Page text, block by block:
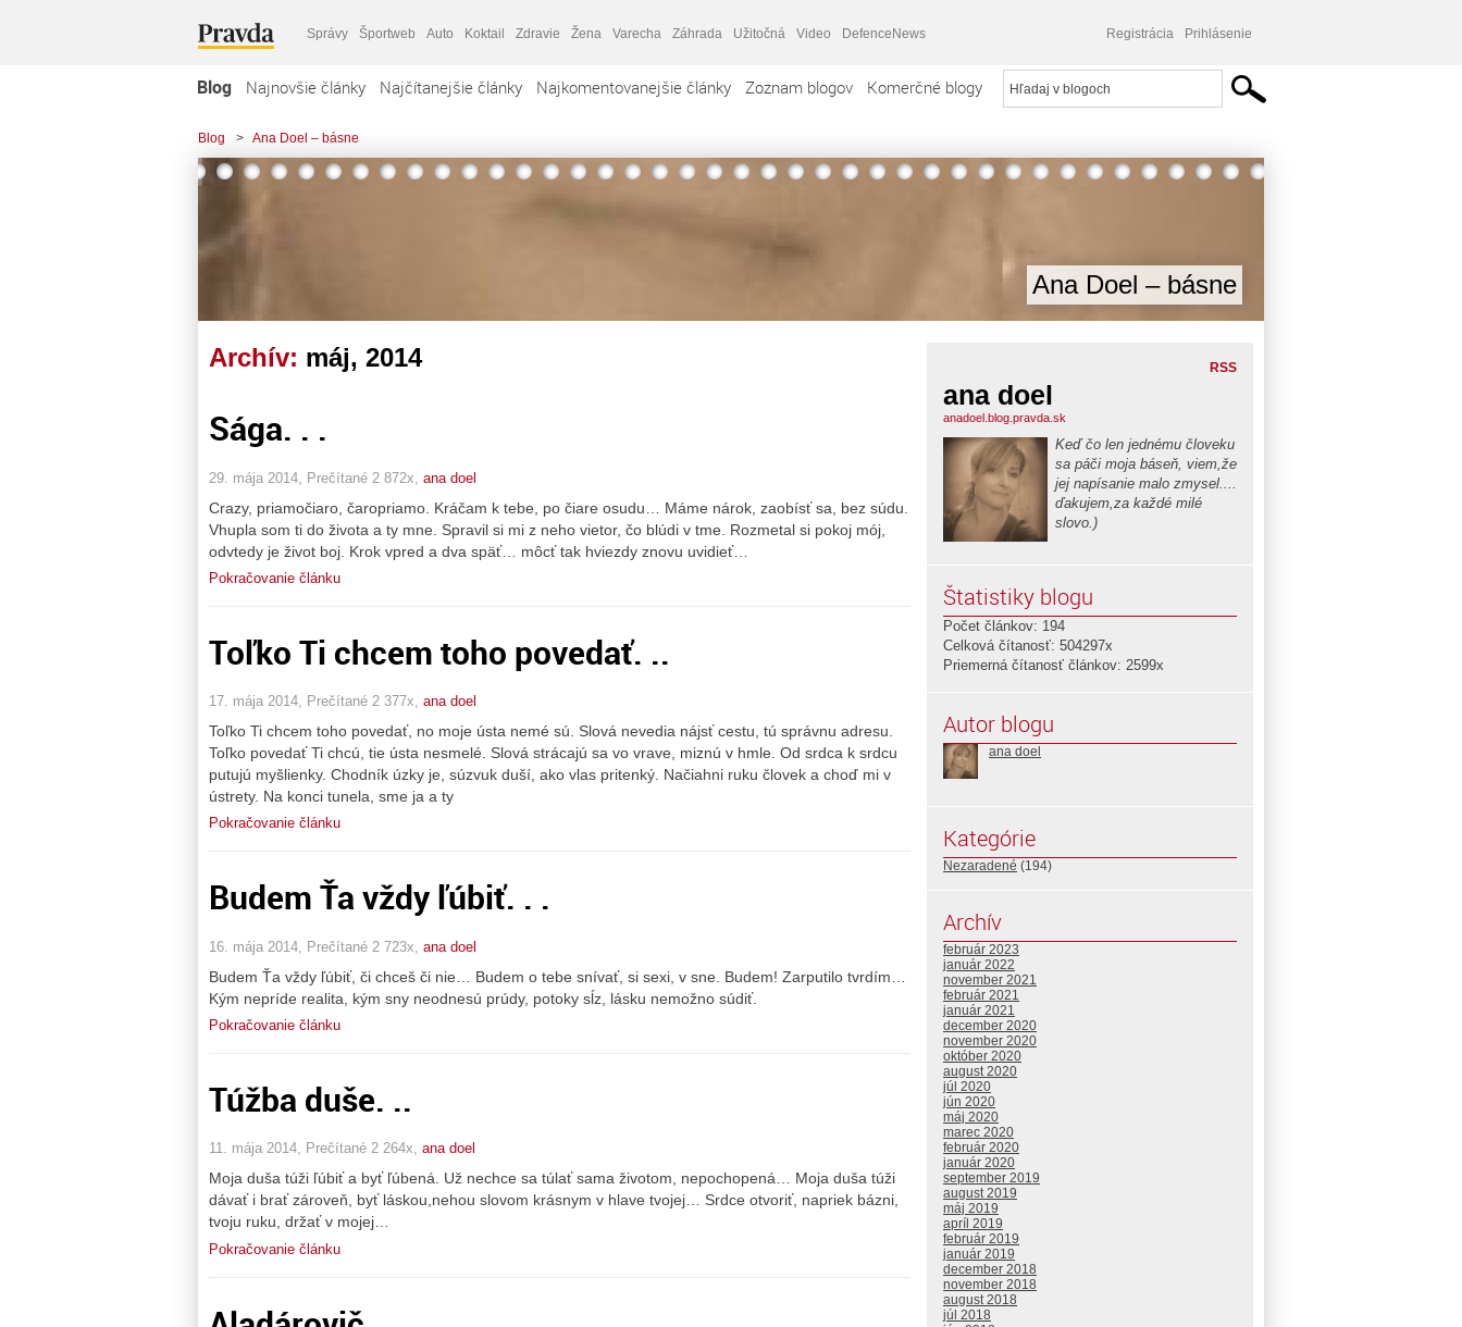
Správy Športweb Auto Koktail Zdravie Žena Varecha Záhrada Užitočná Video DefenceNews Registrácia Prihlásenie
Blog Najnovšie články Najčítanejšie články Najkomentovanejšie články Zoznam blogov Komerčné blogy
Blog > Ana Doel – básne
Ana Doel – básne
Archív: máj, 2014
Sága. . .
29. mája 2014, Prečítané 2 872x, ana doel
Crazy, priamočiaro, čaropriamo. Kráčam k tebe, po čiare osudu… Máme nárok, zaobísť sa, bez súdu.
Vhupla som ti do života a ty mne. Spravil si mi z neho vietor, čo blúdi v tme. Rozmetal si pokoj mój,
odvtedy je život boj. Krok vpred a dva späť… môcť tak hviezdy znovu uvidieť…
Pokračovanie článku
Toľko Ti chcem toho povedať. ..
17. mája 2014, Prečítané 2 377x, ana doel
Toľko Ti chcem toho povedať, no moje ústa nemé sú. Slová nevedia nájsť cestu, tú správnu adresu.
Toľko povedať Ti chcú, tie ústa nesmelé. Slová strácajú sa vo vrave, miznú v hmle. Od srdca k srdcu
putujú myšlienky. Chodník úzky je, súzvuk duší, ako vlas pritenký. Načiahni ruku človek a choď mi v
ústrety. Na konci tunela, sme ja a ty
Pokračovanie článku
Budem Ťa vždy ľúbiť. . .
16. mája 2014, Prečítané 2 723x, ana doel
Budem Ťa vždy ľúbiť, či chceš či nie… Budem o tebe snívať, si sexi, v sne. Budem! Zarputilo tvrdím…
Kým nepríde realita, kým sny neodnesú prúdy, potoky sĺz, lásku nemožno súdiť.
Pokračovanie článku
Túžba duše. ..
11. mája 2014, Prečítané 2 264x, ana doel
Moja duša túži ľúbiť a byť ľúbená. Už nechce sa túlať sama životom, nepochopená… Moja duša túži
dávať i brať zároveň, byť láskou,nehou slovom krásnym v hlave tvojej… Srdce otvoriť, napriek bázni,
tvoju ruku, držať v mojej…
Pokračovanie článku
RSS
ana doel
anadoel.blog.pravda.sk
Keď čo len jednému človeku
sa páči moja báseň, viem,že
jej napísanie malo zmysel....
ďakujem,za každé milé
slovo.)
Štatistiky blogu
Počet článkov: 194
Celková čítanosť: 504297x
Priemerná čítanosť článkov: 2599x
Autor blogu
ana doel
Kategórie
Nezaradené (194)
Archív
február 2023
január 2022
november 2021
február 2021
január 2021
december 2020
november 2020
október 2020
august 2020
júl 2020
jún 2020
máj 2020
marec 2020
február 2020
január 2020
september 2019
august 2019
máj 2019
apríl 2019
február 2019
január 2019
december 2018
november 2018
august 2018
júl 2018